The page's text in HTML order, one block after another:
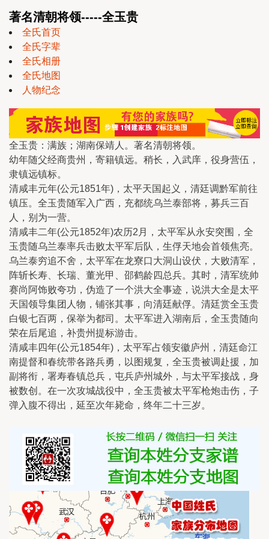
著名清朝将领-----全玉贵
全氏首页
全氏字辈
全氏相册
全氏地图
人物纪念
全玉贵：满族；湖南保靖人。著名清朝将领。
幼年随父经商贵州，寄籍镇远。稍长，入武庠，役身营伍，
隶镇远镇标。
清咸丰元年(公元1851年)，太平天国起义，清廷调黔军前往
镇压。全玉贵随军入广西，充都统乌兰泰部将，募兵三百
人，别为一营。
清咸丰二年(公元1852年)农历2月，太平军从永安突围，全
玉贵随乌兰泰率兵击败太平军后队，生俘天地会首领焦亮。
乌兰泰穷追不舍，太平军在龙寮口大洞山设伏，大败清军，
阵斩长寿、长瑞、董光甲、邵鹤龄四总兵。其时，清军统帅
赛尚阿饰败夸功，伪造了一个洪大全事迹，说洪大全是太平
天国领导集团人物，铺张其事，向清廷献俘。清廷赏全玉贵
白银七百两，保举为都司。太平军进入湖南后，全玉贵随向
荣在后尾追，补贵州提标游击。
清咸丰四年(公元1854年)，太平军占领安徽庐州，清廷命江
南提督和春统带各路兵勇，以图规复，全玉贵被调赴援，加
副将衔，署寿春镇总兵，屯兵庐州城外，与太平军接战，身
被数创。在一次攻城战役中，全玉贵被太平军枪炮击伤，子
弹入腹不得出，延至次年毙命，终年二十三岁。